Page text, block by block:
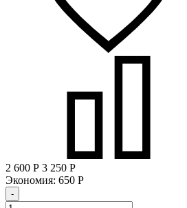
2 600 Р 3 250 Р
Экономия: 650 Р
-